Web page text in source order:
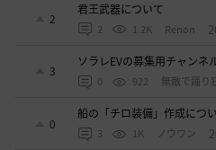
2
君王武器について
2 1.2K Renon
3
ソラレEVの募集用チャンネ
0 922 無敵で踊り
0
船の「チロ装備」作成につ
3 1K ノウワン